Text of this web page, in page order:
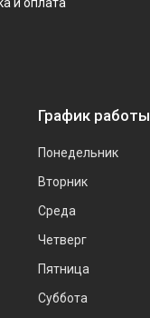
График работы
Понедельник
Вторник
Среда
Четверг
Пятница
Суббота